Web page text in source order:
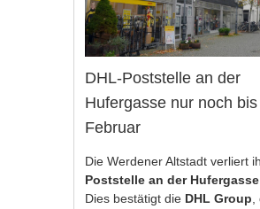
DHL-Poststelle an der
Hufergasse nur noch
Februar
Die Werdener Altstadt verliert
Poststelle an der
Dies bestätigt die DHL Group,